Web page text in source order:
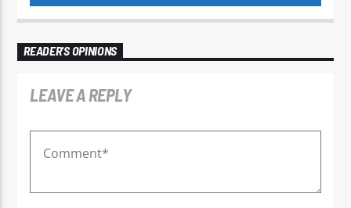
READER'S OPINIONS
LEAVE A REPLY